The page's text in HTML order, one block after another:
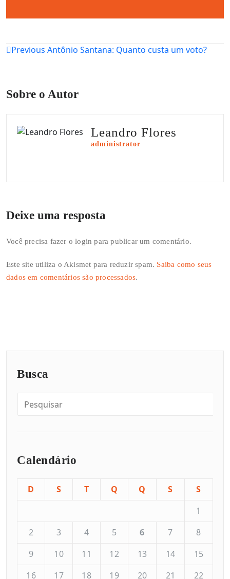
Navegação
Previous Antônio Santana: Quanto custa um voto?
Sobre o Autor
Leandro Flores
administrator
Deixe uma resposta
Você precisa fazer ologin para publicar um comentário.
Este site utiliza o Akismet para reduzir spam. Saiba como seus
dados em comentários são processados.
Busca
Calendário
D S T Q Q S
S
1
2
3 4 5 6 7
8
9
10 11 12 13 14
15
16
17 18 19 20 21 22